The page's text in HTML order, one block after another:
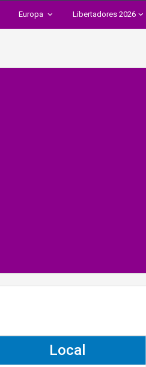
Europa Libertadores 2026
Local